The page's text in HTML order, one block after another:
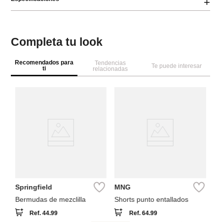
Completa tu look
Recomendados para
ti
Tendencias
relacionadas
Te puede interesar
Springfield
Bermudas de mezclilla
Ref.44.99
MNG
Shorts punto entallados
Ref.64.99